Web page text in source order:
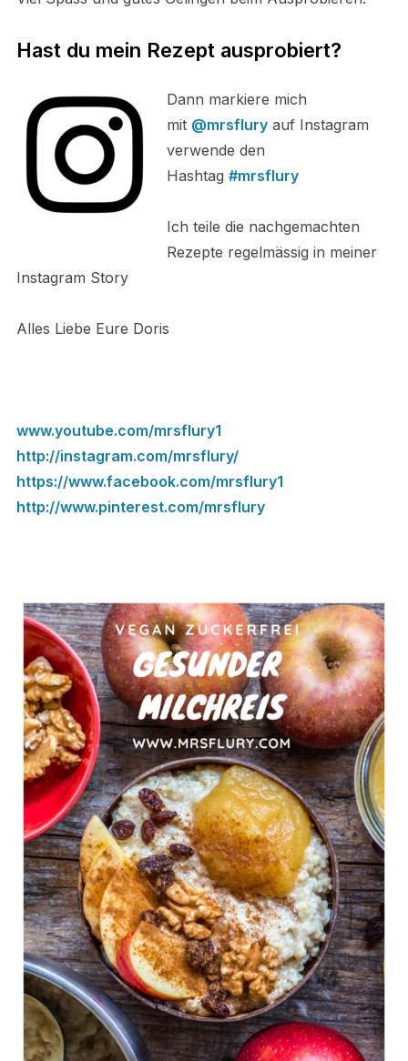
Hast du mein Rezept ausprobiert?
Dann markiere mich
mit @mrsfluryauf Instagram
verwende den
Hashtag #mrsflury
Ich teile die nachgemachten
Rezepte regelmässig in meiner
Instagram Story
Alles Liebe Eure Doris
www.youtube.com/mrsflury1
http://instagram.com/mrsflury/
https://www.facebook.com/mrsflury1
http://www.pinterest.com/mrsflury